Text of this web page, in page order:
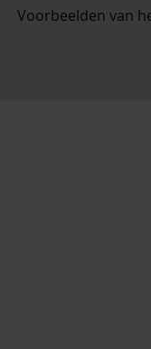
Voorbeelden van